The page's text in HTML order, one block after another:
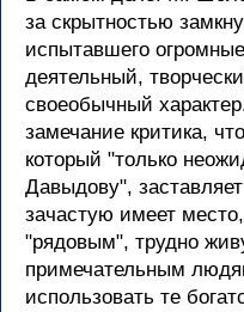
за скрытностью
испытавшего
деятельный,
своеобычный
замечание критика,
который "только
Давыдову",
зачастую имеет
"рядовым", трудно
примечательным
использовать те